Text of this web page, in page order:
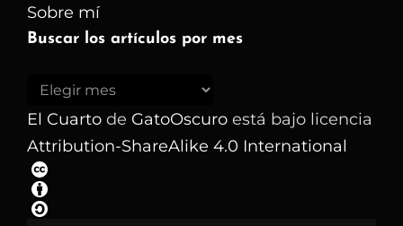
Sobre mí
Buscar los artículos por mes
Buscar
los
artículos
por
mes
El Cuarto de GatoOscuro está bajo licencia
Attribution-ShareAlike 4.0 International